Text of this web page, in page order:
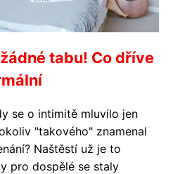
tabu! Co dříve
se o intimitě mluvilo jen
"takového" znamenal
Naštěstí už je to
pro dospělé se staly